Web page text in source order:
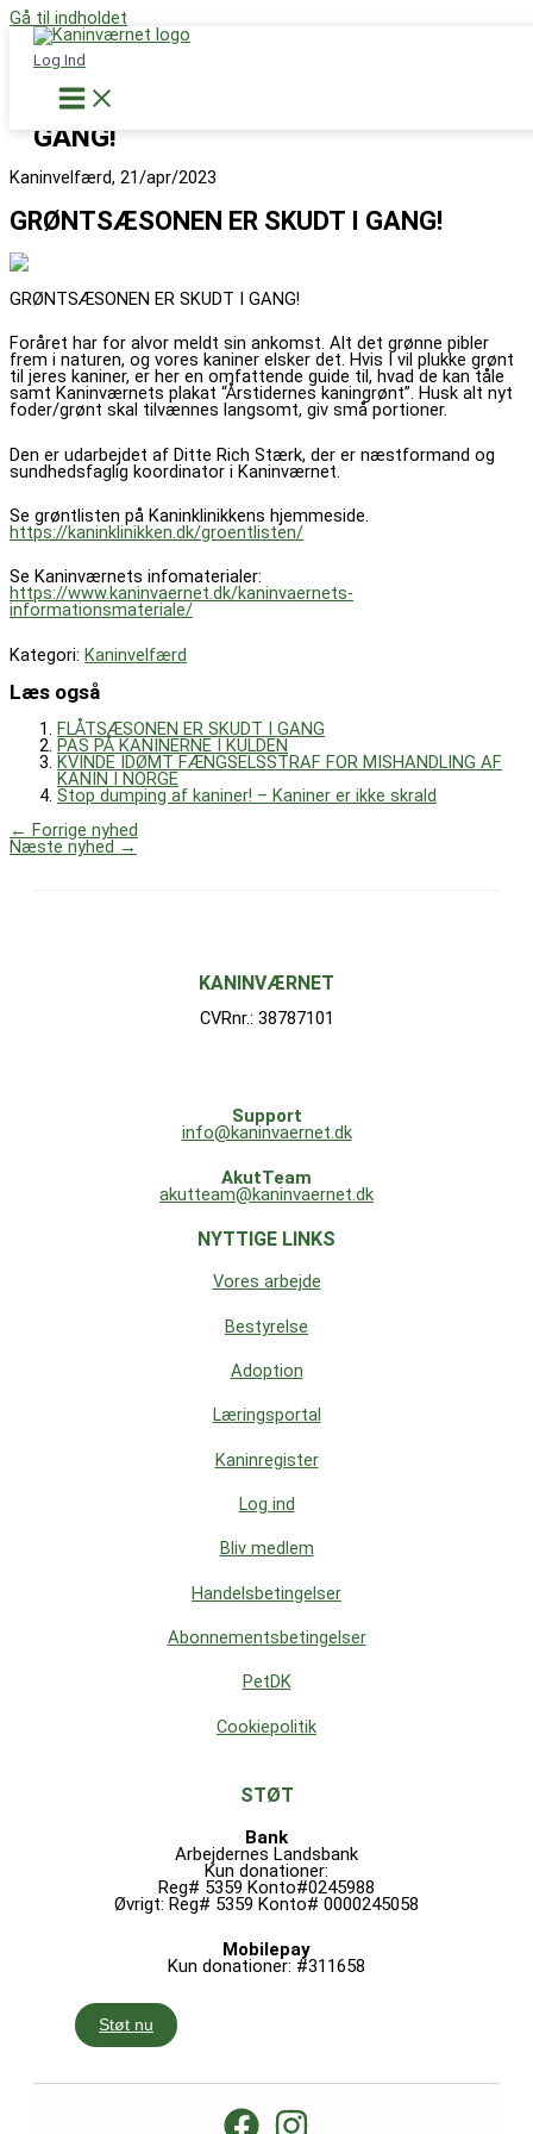
Gå til indholdet
Log Ind
Støt nu
GRØNTSÆSONEN ER SKUDT I
GANG!
Kaninvelfærd, 21/apr/2023
GRØNTSÆSONEN ER SKUDT I GANG!
GRØNTSÆSONEN ER SKUDT I GANG!
Foråret har for alvor meldt sin ankomst. Alt det grønne pibler
frem i naturen, og vores kaniner elsker det. Hvis I vil plukke grønt
til jeres kaniner, er her en omfattende guide til, hvad de kan tåle
samt Kaninværnets plakat “Årstidernes kaningrønt”. Husk alt nyt
foder/grønt skal tilvænnes langsomt, giv små portioner.
Den er udarbejdet af Ditte Rich Stærk, der er næstformand og
sundhedsfaglig koordinator i Kaninværnet.
Se grøntlisten på Kaninklinikkens hjemmeside.
https://kaninklinikken.dk/groentlisten/
Se Kaninværnets infomaterialer:
https://www.kaninvaernet.dk/kaninvaernets-
informationsmateriale/
Kategori: Kaninvelfærd
Læs også
FLÅTSÆSONEN ER SKUDT I GANG
PAS PÅ KANINERNE I KULDEN
KVINDE IDØMT FÆNGSELSSTRAF FOR MISHANDLING AF
KANIN I NORGE
Stop dumping af kaniner! – Kaniner er ikke skrald
← Forrige nyhed
Næste nyhed →
KANINVÆRNET
CVRnr.: 38787101
Support
info@kaninvaernet.dk
AkutTeam
akutteam@kaninvaernet.dk
NYTTIGE LINKS
Vores arbejde
Bestyrelse
Adoption
Læringsportal
Kaninregister
Log ind
Bliv medlem
Handelsbetingelser
Abonnementsbetingelser
PetDK
Cookiepolitik
STØT
Bank
Arbejdernes Landsbank
Kun donationer:
Reg# 5359 Konto#0245988
Øvrigt: Reg# 5359 Konto# 0000245058
Mobilepay
Kun donationer: #311658
Støt nu